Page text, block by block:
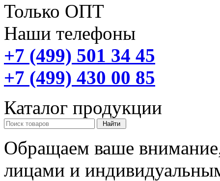
Только ОПТ
Наши телефоны
+7 (499) 501 34 45
+7 (499) 430 00 85
Каталог продукции
Обращаем ваше
лицами и